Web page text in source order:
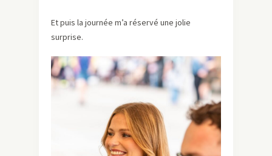
Et puis la journée m’a réservé une jolie
surprise.